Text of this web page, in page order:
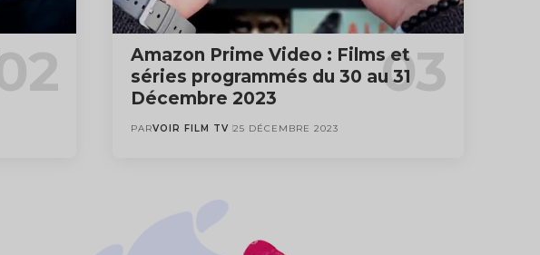
Amazon Prime Video : Films et
séries programmés du 30 au 31
Décembre 2023
PARVOIR FILM TV 25 DÉCEMBRE 2023